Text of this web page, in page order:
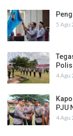
5 Agu
4 Agu
PJU
4 Agu